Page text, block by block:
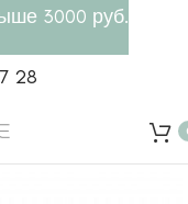
28
3000 руб.